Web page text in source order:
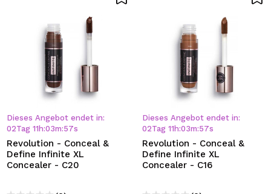
Dieses Angebot endet in:
02Tag 11 h:03m:57s
Revolution - Conceal &
Define Infinite XL
Concealer - C20
Dieses Angebot endet in:
02Tag 11 h:03m:57s
Revolution - Conceal &
Define Infinite XL
Concealer - C16